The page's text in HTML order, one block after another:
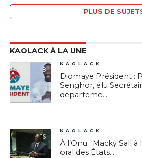
PLUS DE
KAOLACK À LA UNE
8
KAOLACK
Diomaye Président :
Senghor, élu
départeme...
16
KAOLACK
À l’Onu : Macky Sall
oral des États...